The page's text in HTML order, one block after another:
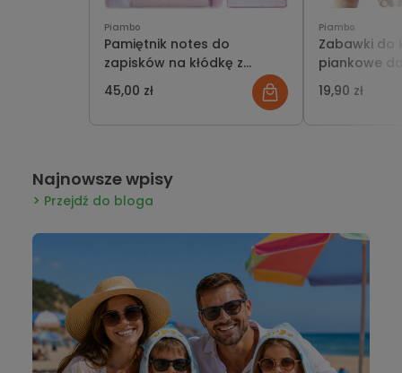
Piambo
Pamiętnik notes do
zapisków na kłódkę z
akcesoriami w pudełku box
na prezent
45,00 zł
Piambo
Zabawki do
piankowe
siatką na
kąpielowe
19,90 zł
Najnowsze wpisy
Przejdź do bloga